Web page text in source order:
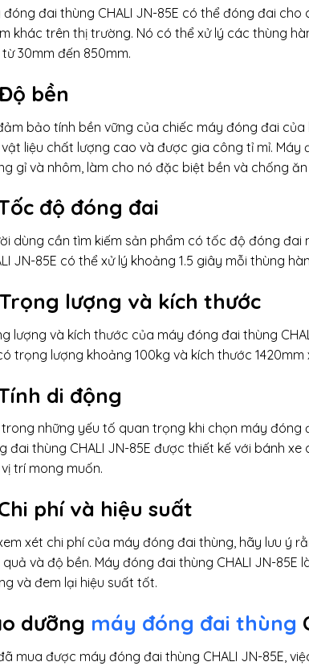
đóng đai thùng CHALI JN-85E có thể đóng đai
khác trên thị trường. Nó có thể xử lý các thùng
30mm đến 850mm.
bền
bảo tính bền vững của chiếc máy đóng đai
liệu chất lượng cao và được gia công tỉ mỉ. Máy
gỉ và nhôm, làm cho nó đặc biệt bền và chống ăn
độ đóng đai
dùng cần tìm kiếm sản phẩm có tốc độ đóng
JN-85E có thể xử lý khoảng 1.5 giây mỗi thùng
lượng và kích thước
lượng và kích thước của máy đóng đai thùng
trọng lượng khoảng 100kg và kích thước 1420mm
di động
những yếu tố quan trọng khi chọn máy đóng
đai thùng CHALI JN-85E được thiết kế với bánh
trí mong muốn.
phí và hiệu suất
xét chi phí của máy đóng đai thùng, hãy lưu ý
quả và độ bền. Máy đóng đai thùng CHALI JN-
và đem lại hiệu suất tốt.
dưỡng máy đóng đai thùng
mua được máy đóng đai thùng CHALI JN-85E,